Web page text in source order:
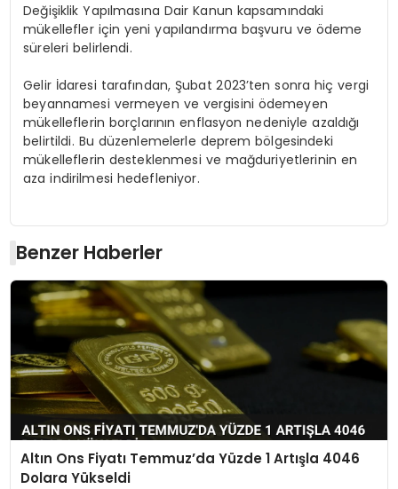
Değişiklik Yapılmasına Dair Kanun kapsamındaki
mükellefler için yeni yapılandırma başvuru ve ödeme
süreleri belirlendi.
Gelir İdaresi tarafından, Şubat 2023’ten sonra hiç vergi
beyannamesi vermeyen ve vergisini ödemeyen
mükelleflerin borçlarının enflasyon nedeniyle azaldığı
belirtildi. Bu düzenlemelerle deprem bölgesindeki
mükelleflerin desteklenmesi ve mağduriyetlerinin en
aza indirilmesi hedefleniyor.
Benzer Haberler
Altın Ons Fiyatı Temmuz’da Yüzde 1 Artışla 4046
Dolara Yükseldi